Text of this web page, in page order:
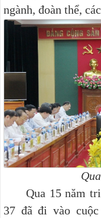
ngành, đoàn thể,
Qua 15 năm
37 đã đi vào